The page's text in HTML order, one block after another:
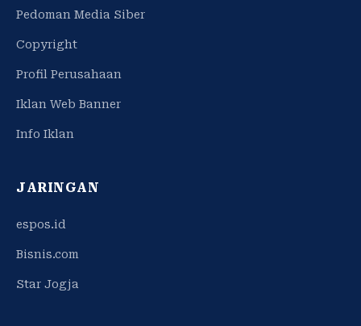
Pedoman Media Siber
Copyright
Profil Perusahaan
Iklan Web Banner
Info Iklan
JARINGAN
espos.id
Bisnis.com
Star Jogja